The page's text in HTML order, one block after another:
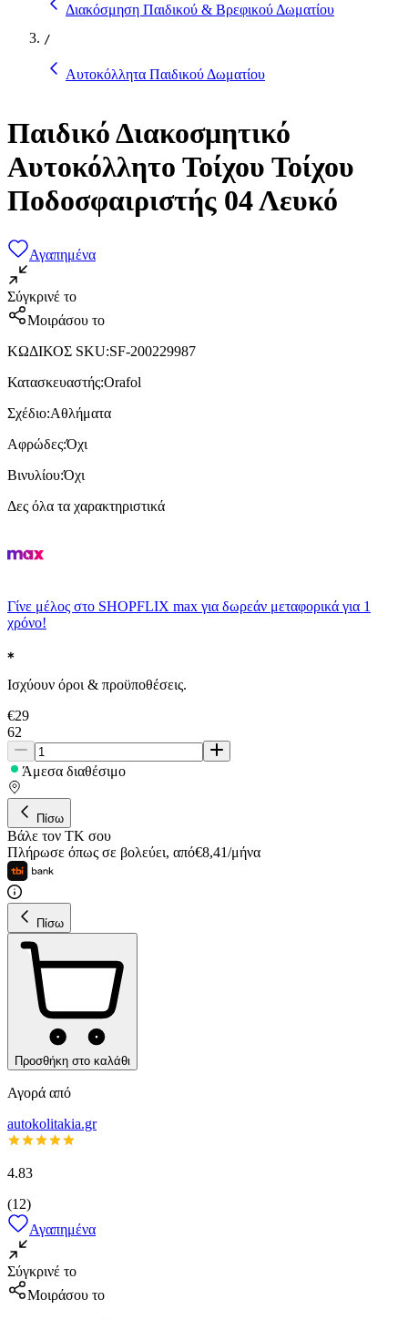
Διακόσμηση Παιδικού & Βρεφικού Δωματίου
/
Αυτοκόλλητα Παιδικού Δωματίου
Παιδικό Διακοσμητικό
Αυτοκόλλητο Τοίχου Τοίχου
Ποδοσφαιριστής 04 Λευκό
Αγαπημένα
Σύγκρινέ το
Μοιράσου το
ΚΩΔΙΚΟΣ SKU:SF-200229987
Κατασκευαστής:Orafol
Σχέδιο:Αθλήματα
Αφρώδες:Όχι
Βινυλίου:Όχι
Δες όλα τα χαρακτηριστικά
Γίνε μέλος στο SHOPFLIX max για δωρεάν μεταφορικά για 1
χρόνο!
Ισχύουν όροι & προϋποθέσεις.
€29
62
Άμεσα διαθέσιμο
Πίσω
Βάλε τον ΤΚ σου
Πλήρωσε όπως σε βολεύει, από€8,41/μήνα
Πίσω
Προσθήκη στο καλάθι
Αγορά από
autokolitakia.gr
4.83
(12)
Αγαπημένα
Σύγκρινέ το
Μοιράσου το